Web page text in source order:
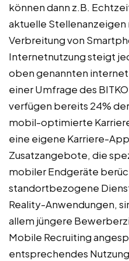
können dann z.B.
aktuelle Stellenanzeigen
Verbreitung von
Internetnutzung steigt
oben genannten
einer Umfrage des
verfügen bereits 24%
mobil-optimierte
eine eigene Karriere-
Zusatzangebote, die
mobiler Endgeräte
standortbezogene
Reality-Anwendungen,
allem jüngere
Mobile Recruiting
entsprechendes